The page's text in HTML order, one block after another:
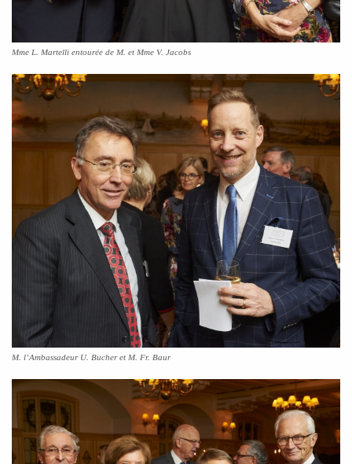
Mme L. Martelli entourée de M. et Mme V. Jacobs
M. l’Ambassadeur U. Bucher et M. Fr. Baur